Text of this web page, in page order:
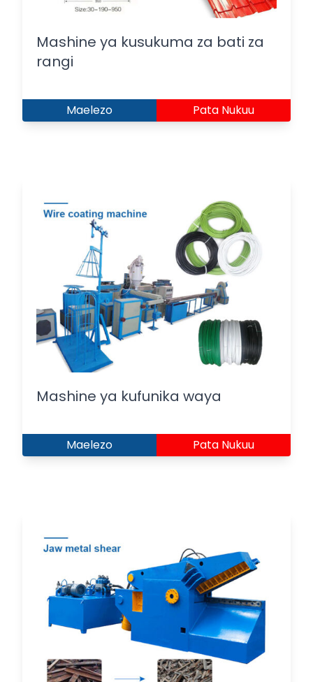
Mashine ya kusukuma za bati za
rangi
Maelezo Pata Nukuu
Mashine ya kufunika waya
Maelezo Pata Nukuu